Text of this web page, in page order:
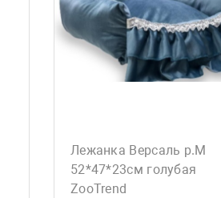
Лежанка Версаль р.М
52*47*23см голубая
ZooTrend